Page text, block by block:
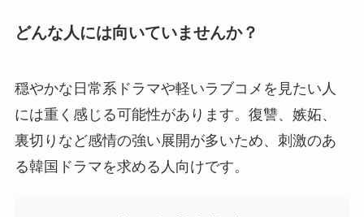
どんな人には向いていませんか？
穏やかな日常系ドラマや軽いラブコメを見たい人
には重く感じる可能性があります。復讐、嫉妬、
裏切りなど感情の強い展開が多いため、刺激のあ
る韓国ドラマを求める人向けです。